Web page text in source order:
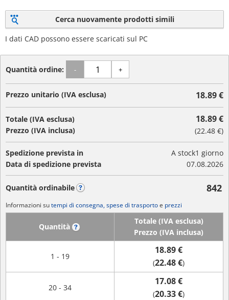
Cerca nuovamente prodotti simili
I dati CAD possono essere scaricati sul PC
Quantità ordine: - +
Prezzo unitario (IVA esclusa) 18.89 €
Totale (IVA esclusa)
Prezzo (IVA inclusa)
18.89 €
(22.48 €)
Spedizione prevista in
Data di spedizione prevista
A stock1 giorno
07.08.2026
Quantità ordinabile 842
Informazioni sutempi di consegna, spese di trasportoe prezzi
Quantità
Totale (IVA esclusa)
Prezzo (IVA inclusa)
1 - 19
18.89 €
(22.48 €)
20 - 34
17.08 €
(20.33 €)